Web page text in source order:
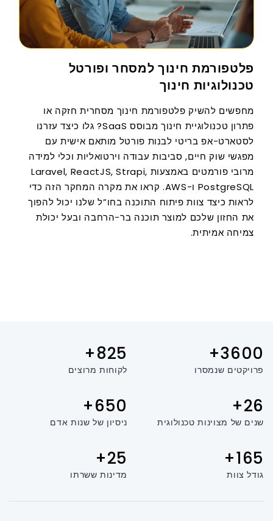
פלטפורמת חינוך למסחר ופורטל
טכנולוגיות חינוך
מחפשים להשיק פלטפורמת חינוך מסחרית חזקה או
פתרון טכנולוגיית חינוך מבוסס SaaS? גלו כיצד עזרנו
לסטארט-אפ בריטי לבנות פורטל מותאם אישית עם
מפגשי שוק חיים, סביבות עבודה וירטואליות וכלי למידה
מרובי פורמטים באמצעות Laravel, ReactJS, Strapi,
PostgreSQL ו-AWS. קראו את מקרה המחקר הזה כדי
לראות כיצד צוות פיתוח התוכנה בחו”ל שלנו יכול להפוך
את החזון שלכם למוצר תוכנה בר-הרחבה ובעל יכולת
צמיחה אמיתית.
3600+
פרויקטים שנמסרו
825+
לקוחות מרוצים
26+
שנים של מצוינות טכנולוגית
650+
ניסיון של שנות אדם
165+
גודל צוות
25+
מדינות ששרתו